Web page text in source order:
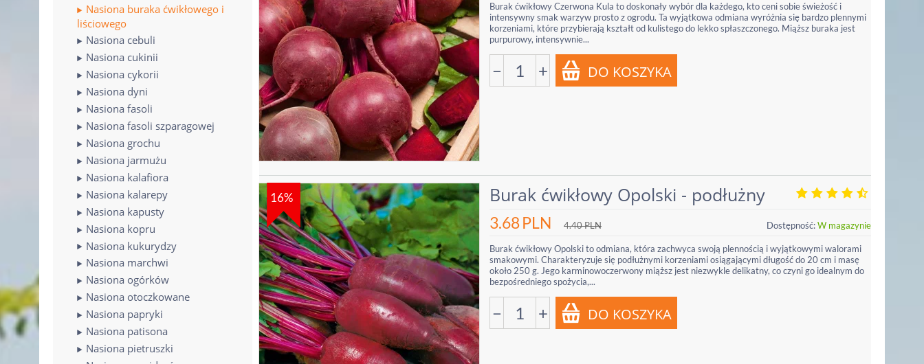
Nasiona buraka ćwikłowego i
liściowego
Nasiona cebuli
Nasiona cukinii
Nasiona cykorii
Nasiona dyni
Nasiona fasoli
Nasiona fasoli szparagowej
Nasiona grochu
Nasiona jarmużu
Nasiona kalafiora
Nasiona kalarepy
Nasiona kapusty
Nasiona kopru
Nasiona kukurydzy
Nasiona marchwi
Nasiona ogórków
Nasiona otoczkowane
Nasiona papryki
Nasiona patisona
Nasiona pietruszki
Burak ćwikłowy Czerwona Kula to doskonały wybór dla każdego, kto ceni sobie świeżość i
intensywny smak warzyw prosto z ogrodu. Ta wyjątkowa odmiana wyróżnia się bardzo plennymi
korzeniami, które przybierają kształt od kulistego do lekko spłaszczonego. Miąższ buraka jest
purpurowy, intensywnie...
− +
16% Burak ćwikłowy Opolski - podłużny
3.68PLN 4.40PLN Dostępność:W magazynie
Burak ćwikłowy Opolski to odmiana, która zachwyca swoją plennością i wyjątkowymi walorami
smakowymi. Charakteryzuje się podłużnymi korzeniami osiągającymi długość do 20 cm i masę
około 250 g. Jego karminowoczerwony miąższ jest niezwykle delikatny, co czyni go idealnym do
bezpośredniego spożycia,...
− +